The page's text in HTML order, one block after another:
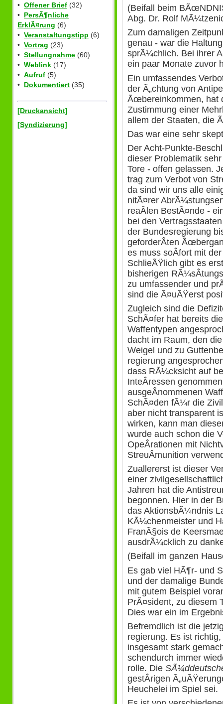
• Offener Brief (32)
• PersÃ¶nliche
ErklÃ¤rung (6)
• Veranstaltungstipp (6)
• Vortrag (23)
• Stellungnahme (60)
• Weblink (17)
• Aufruf (5)
• Dokumentiert (35)
[Druckansicht]
[Syndizierung]
(Beifall beim
Abg. Dr. Rolf
Zum damaligen
genau - war die
sprÃ¼chlich. Bei ihrer
ein paar Monate zuvor
Ein umfassendes
der Ã„chtung von
Ãœbereinkommen, hat
Zustimmung einer
allem der Staaten, die
Das war eine sehr
Der Acht-Punkte-
dieser Problematik
Tore - offen gelassen.
trag zum Verbot von
da sind wir uns alle
nitÃ¤rer
reaÂ­len BestÃ¤nde -
bei den
der Bundesregierung
geforderÂ­ten
es muss soÂ­fort mit
SchlieÃŸlich gibt es
bisherigen
zu umfassender und
sind die Ã¤uÃŸerst
Zugleich sind die
SchÃ¤fer hat bereits
Waffentypen
dacht im Raum, den
Weigel und zu
regierung
dass RÃ¼cksicht auf
InteÂ­ressen
ausgeÂ­nommenen
SchÃ¤den fÃ¼r die
aber nicht transparent
wirken, kann man
wurde auch schon die
OpeÂ­rationen mit
StreuÂ­munition
Zuallererst ist dieser
einer
Jahren hat die
begonnen. Hier in der
das AktionsbÃ¼ndnis
KÃ¼chenmeister und
FranÃ§ois de
ausdrÃ¼cklich zu
(Beifall im ganzen
Es gab viel HÃ¶r- und
und der damalige
mit gutem Beispiel
PrÃ¤sident, zu diesem
Dies war ein im
Befremdlich ist die
regierung. Es ist
insgesamt stark
schendurch immer
rolle. Die
gestÂ­rigen
Heuchelei im Spiel sei.